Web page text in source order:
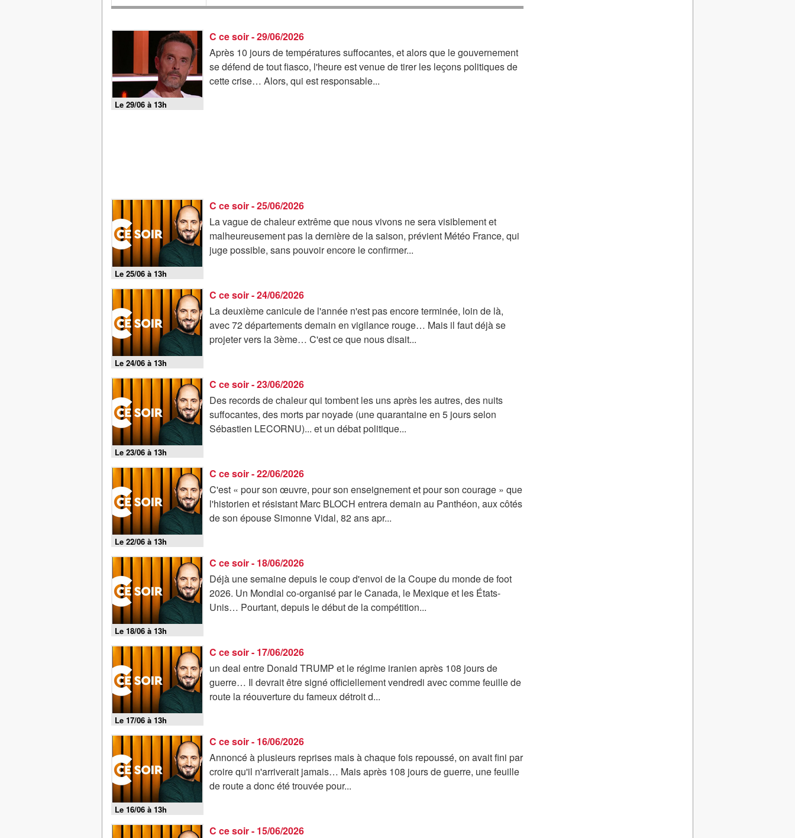
Le 29/06 à 13h
C ce soir - 29/06/2026
Après 10 jours de températures suffocantes, et alors que le gouvernement
se défend de tout fiasco, l'heure est venue de tirer les leçons politiques de
cette crise… Alors, qui est responsable...
Le 25/06 à 13h
C ce soir - 25/06/2026
La vague de chaleur extrême que nous vivons ne sera visiblement et
malheureusement pas la dernière de la saison, prévient Météo France, qui
juge possible, sans pouvoir encore le confirmer...
Le 24/06 à 13h
C ce soir - 24/06/2026
La deuxième canicule de l'année n'est pas encore terminée, loin de là,
avec 72 départements demain en vigilance rouge… Mais il faut déjà se
projeter vers la 3ème… C'est ce que nous disait...
Le 23/06 à 13h
C ce soir - 23/06/2026
Des records de chaleur qui tombent les uns après les autres, des nuits
suffocantes, des morts par noyade (une quarantaine en 5 jours selon
Sébastien LECORNU)... et un débat politique...
Le 22/06 à 13h
C ce soir - 22/06/2026
C'est « pour son œuvre, pour son enseignement et pour son courage » que
l'historien et résistant Marc BLOCH entrera demain au Panthéon, aux côtés
de son épouse Simonne Vidal, 82 ans apr...
Le 18/06 à 13h
C ce soir - 18/06/2026
Déjà une semaine depuis le coup d'envoi de la Coupe du monde de foot
2026. Un Mondial co-organisé par le Canada, le Mexique et les États-
Unis… Pourtant, depuis le début de la compétition...
Le 17/06 à 13h
C ce soir - 17/06/2026
un deal entre Donald TRUMP et le régime iranien après 108 jours de
guerre… Il devrait être signé officiellement vendredi avec comme feuille de
route la réouverture du fameux détroit d...
Le 16/06 à 13h
C ce soir - 16/06/2026
Annoncé à plusieurs reprises mais à chaque fois repoussé, on avait fini par
croire qu'il n'arriverait jamais… Mais après 108 jours de guerre, une feuille
de route a donc été trouvée pour...
C ce soir - 15/06/2026